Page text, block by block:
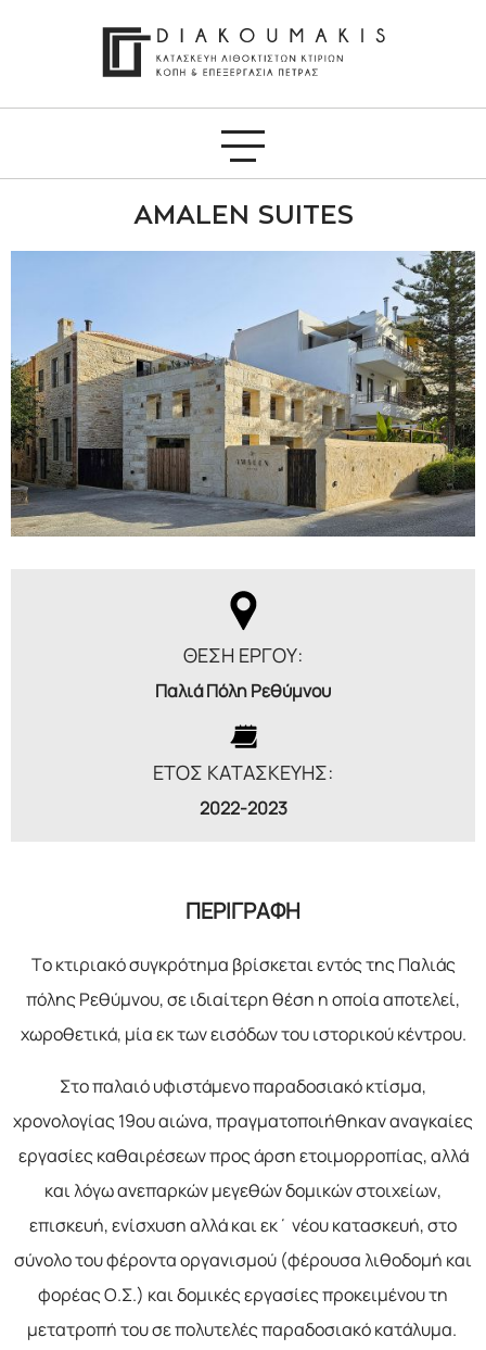
AMALEN SUITES
ΘΕΣΗ ΕΡΓΟΥ:
Παλιά Πόλη Ρεθύμνου
ΕΤΟΣ ΚΑΤΑΣΚΕΥΗΣ:
2022-2023
ΠΕΡΙΓΡΑΦΗ
Το κτιριακό συγκρότημα βρίσκεται εντός της Παλιάς
πόλης Ρεθύμνου, σε ιδιαίτερη θέση η οποία αποτελεί,
χωροθετικά, μία εκ των εισόδων του ιστορικού κέντρου.
Στο παλαιό υφιστάμενο παραδοσιακό κτίσμα,
χρονολογίας 19ου αιώνα, πραγματοποιήθηκαν αναγκαίες
εργασίες καθαιρέσεων προς άρση ετοιμορροπίας, αλλά
και λόγω ανεπαρκών μεγεθών δομικών στοιχείων,
επισκευή, ενίσχυση αλλά και εκ΄ νέου κατασκευή, στο
σύνολο του φέροντα οργανισμού (φέρουσα λιθοδομή και
φορέας Ο.Σ.) και δομικές εργασίες προκειμένου τη
μετατροπή του σε πολυτελές παραδοσιακό κατάλυμα.